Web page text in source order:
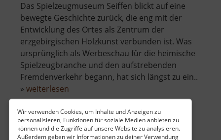
Wir verwenden Cookies, um Inhalte und Anzeigen zu
personalisieren, Funktionen für soziale Medien anbieten zu
können und die Zugriffe auf unsere Website zu analysieren.
Außerdem geben wir Informationen zu deiner Verwendung
Das Spielzeugmuseum Seiffen blickt auf eine
bewegte Geschichte zurück, die eng mit der
Entwicklung des Ortes als Zentrum der
erzgebirgischen Holzkunst verbunden ist. Was
ursprünglich als Werbeschau für die heimische
Spielzeugbranche und den aufstrebenden
Fremdenverkehr begann, hat sich längst zu ein..
» weiterlesen
Spielzeugmuseum
Seiffen
Preßnitztalbahn